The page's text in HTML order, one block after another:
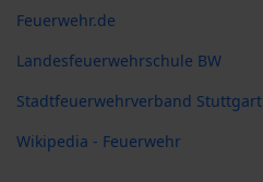
Feuerwehr.de
Landesfeuerwehrschule BW
Stadtfeuerwehrverband Stuttgart
Wikipedia - Feuerwehr